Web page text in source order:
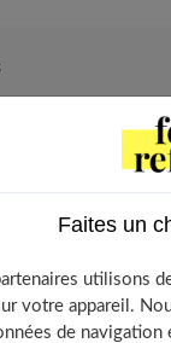
par un jet d’eau
dix minutes avant
dix minutes
par jour, ce n’est
Faites un
utilisons
votre appareil.
de